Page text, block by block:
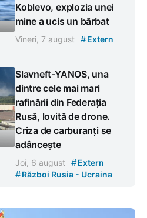
Koblevo, explozia unei
mine a ucis un bărbat
Vineri, 7 august #Extern
Slavneft-YANOS, una
dintre cele mai mari
rafinării din Federația
Rusă, lovită de drone.
Criza de carburanți se
adâncește
Joi, 6 august #Extern
#Război Rusia - Ucraina